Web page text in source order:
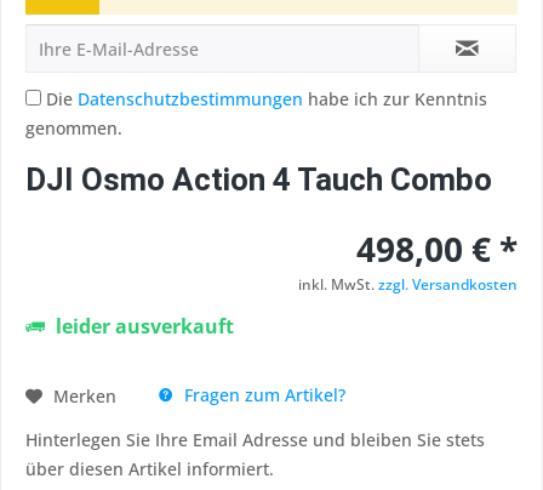
Die Datenschutzbestimmungen habe ich zur Kenntnis
genommen.
DJI Osmo Action 4 Tauch Combo
498,00 € *
inkl. MwSt.zzgl. Versandkosten
leider ausverkauft
Merken
Fragen zum Artikel?
Hinterlegen Sie Ihre Email Adresse und bleiben Sie stets
über diesen Artikel informiert.